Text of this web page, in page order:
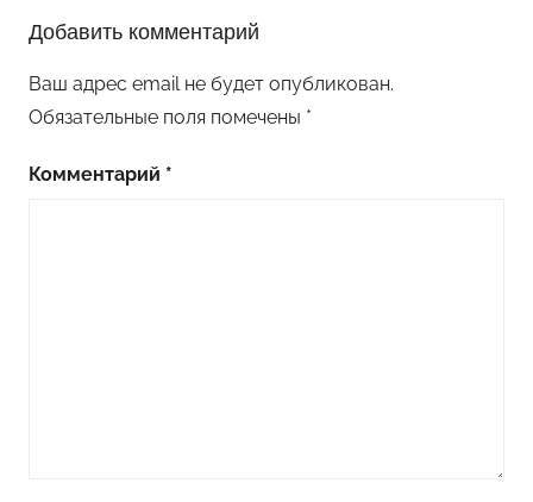
Добавить комментарий
Ваш адрес email не будет опубликован.
Обязательные поля помечены *
Комментарий *